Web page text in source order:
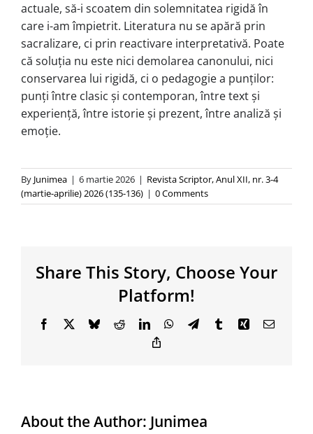
actuale, să-i scoatem din solemnitatea rigidă în
care i-am împietrit. Literatura nu se apără prin
sacralizare, ci prin reactivare interpretativă. Poate
că soluția nu este nici demolarea canonului, nici
conservarea lui rigidă, ci o pedagogie a punților:
punți între clasic și contemporan, între text și
experiență, între istorie și prezent, între analiză și
emoție.
By Junimea | 6 martie 2026 | Revista Scriptor, Anul XII, nr. 3-4
(martie-aprilie) 2026 (135-136) | 0 Comments
Share This Story, Choose Your
Platform!
Facebook BlueskyRedditLinkedInWhatsApp
TelegramTumblrXing Email
About the Author: Junimea